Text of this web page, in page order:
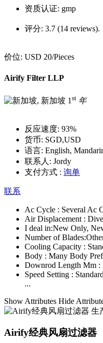
资质认证: gmp
评分: 3.7 (14 reviews).
价位: USD 20/Pieces
Airify Filter LLP
1 st 年
反应速度: 93%
货币: SGD,USD
语言: English,
联系人: Jordy
支付方式 : 询单
联系
Ac Cycle : Several Ac
Air Displacement :
I deal in:New Only,
Number of Blades:
Cooling Capacity :
Body : Many Body
Downrod Length Mm :
Speed Setting :
...
Show Attributes Hide
Airify经典风扇过滤器